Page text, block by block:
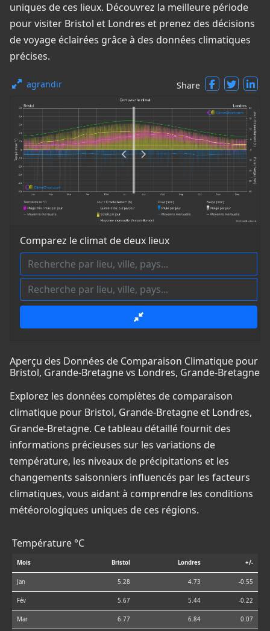
uniques de ces lieux. Découvrez la meilleure période
pour visiter Bristol et Londres et prenez des décisions
de voyage éclairées grâce à des données climatiques
précises.
agrandir Share
Comparez le climat de deux lieux
Aperçu des Données de Comparaison Climatique pour
Bristol, Grande-Bretagne vs Londres, Grande-Bretagne
Explorez les données complètes de comparaison
climatique pour Bristol, Grande-Bretagne et Londres,
Grande-Bretagne. Ce tableau détaillé fournit des
informations précieuses sur les variations de
température, les niveaux de précipitations et les
changements saisonniers influencés par les facteurs
climatiques, vous aidant à comprendre les conditions
météorologiques uniques de ces régions.
Température °C
Mois Bristol Londres +/-
Jan 5.28 4.73 -0.55
Fév 5.67 5.44 -0.22
Mar 6.77 6.84 0.07